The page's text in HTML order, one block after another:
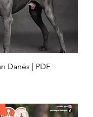
Danés | PDF